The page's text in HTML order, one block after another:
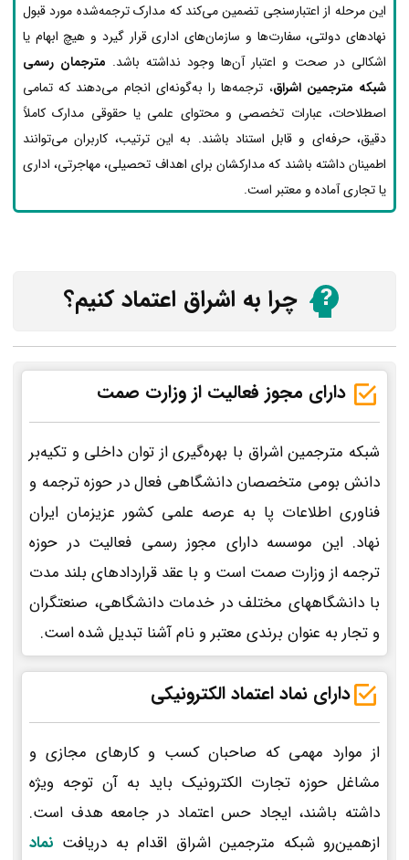
این مرحله از اعتبارسنجی تضمین می‌کند که مدارک ترجمه‌شده مورد قبول
نهادهای دولتی، سفارت‌ها و سازمان‌های اداری قرار گیرد و هیچ ابهام یا
اشکالی در صحت و اعتبار آن‌ها وجود نداشته باشد. مترجمان رسمی
شبکه مترجمین اشراق، ترجمه‌ها را به‌گونه‌ای انجام می‌دهند که تمامی
اصطلاحات، عبارات تخصصی و محتوای علمی یا حقوقی مدارک کاملاً
دقیق، حرفه‌ای و قابل استناد باشند. به این ترتیب، کاربران می‌توانند
اطمینان داشته باشند که مدارکشان برای اهداف تحصیلی، مهاجرتی، اداری
یا تجاری آماده و معتبر است.
چرا به اشراق اعتماد کنیم؟
دارای مجوز فعالیت از وزارت صمت
شبکه مترجمین اشراق با بهره‌گیری از توان داخلی و تکیه‌بر
دانش بومی متخصصان دانشگاهی فعال در حوزه ترجمه و
فناوری اطلاعات پا به عرصه علمی کشور عزیزمان ایران
نهاد. این موسسه دارای مجوز رسمی فعالیت در حوزه
ترجمه از وزارت صمت است و با عقد قراردادهای بلند مدت
با دانشگاههای مختلف در خدمات دانشگاهی، صنعتگران
و تجار به عنوان برندی معتبر و نام آشنا تبدیل شده است.
دارای نماد اعتماد الکترونیکی
از موارد مهمی که صاحبان کسب و کارهای مجازی و
مشاغل حوزه تجارت الکترونیک باید به آن توجه ویژه
داشته باشند، ایجاد حس اعتماد در جامعه هدف است.
ازهمین‌رو شبکه مترجمین اشراق اقدام به دریافت نماد